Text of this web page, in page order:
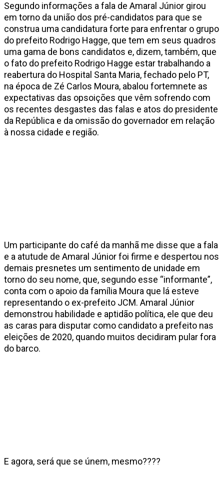
Segundo informações a fala de Amaral Júnior girou
em torno da união dos pré-candidatos para que se
construa uma candidatura forte para enfrentar o grupo
do prefeito Rodrigo Hagge, que tem em seus quadros
uma gama de bons candidatos e, dizem, também, que
o fato do prefeito Rodrigo Hagge estar trabalhando a
reabertura do Hospital Santa Maria, fechado pelo PT,
na época de Zé Carlos Moura, abalou fortemnete as
expectativas das opsoições que vêm sofrendo com
os recentes desgastes das falas e atos do presidente
da República e da omissão do governador em relação
à nossa cidade e região.
Um participante do café da manhã me disse que a fala
e a atutude de Amaral Júnior foi firme e despertou nos
demais presnetes um sentimento de unidade em
torno do seu nome, que, segundo esse “informante”,
conta com o apoio da família Moura que lá esteve
representando o ex-prefeito JCM. Amaral Júnior
demonstrou habilidade e aptidão política, ele que deu
as caras para disputar como candidato a prefeito nas
eleições de 2020, quando muitos decidiram pular fora
do barco.
E agora, será que se únem, mesmo????